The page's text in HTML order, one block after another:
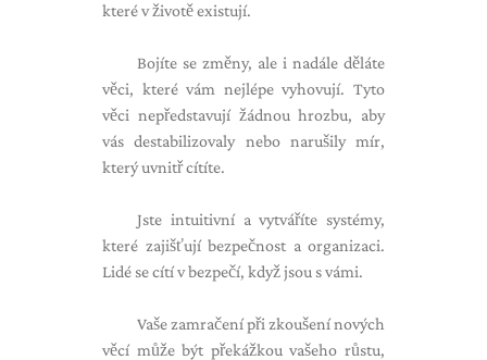
které v životě existují.
Bojíte se změny, ale i nadále děláte
věci, které vám nejlépe vyhovují. Tyto
věci nepředstavují žádnou hrozbu, aby
vás destabilizovaly nebo narušily mír,
který uvnitř cítíte.
Jste intuitivní a vytváříte systémy,
které zajišťují bezpečnost a organizaci.
Lidé se cítí v bezpečí, když jsou s vámi.
Vaše zamračení při zkoušení nových
věcí může být překážkou vašeho růstu,